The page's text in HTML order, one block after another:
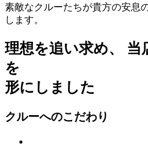
素敵なクルーたちが貴方の安息
します。
理想を追い求め、 当
を
形にしました
クルーへのこだわり